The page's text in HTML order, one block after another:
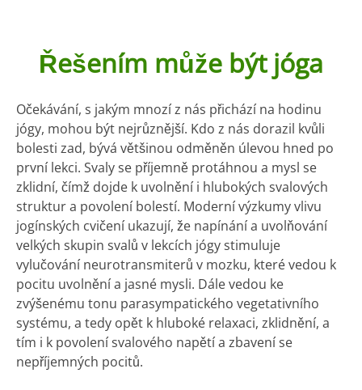
Řešením může být jóga
Očekávání, s jakým mnozí z nás přichází na hodinu
jógy, mohou být nejrůznější. Kdo z nás dorazil kvůli
bolesti zad, bývá většinou odměněn úlevou hned po
první lekci. Svaly se příjemně protáhnou a mysl se
zklidní, čímž dojde k uvolnění i hlubokých svalových
struktur a povolení bolestí. Moderní výzkumy vlivu
jogínských cvičení ukazují, že napínání a uvolňování
velkých skupin svalů v lekcích jógy stimuluje
vylučování neurotransmiterů v mozku, které vedou k
pocitu uvolnění a jasné mysli. Dále vedou ke
zvýšenému tonu parasympatického vegetativního
systému, a tedy opět k hluboké relaxaci, zklidnění, a
tím i k povolení svalového napětí a zbavení se
nepříjemných pocitů.